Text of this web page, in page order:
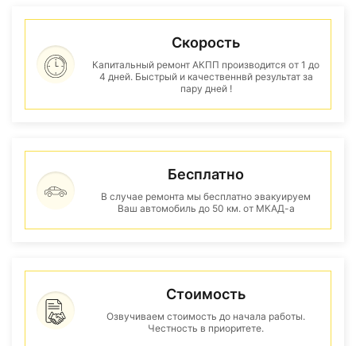
Скорость
Капитальный ремонт АКПП производится от 1 до
4 дней. Быстрый и качественнвй результат за
пару дней !
Бесплатно
В случае ремонта мы бесплатно эвакуируем
Ваш автомобиль до 50 км. от МКАД-а
Стоимость
Озвучиваем стоимость до начала работы.
Честность в приоритете.